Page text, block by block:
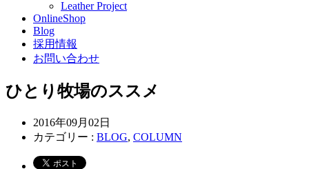
Leather Project
OnlineShop
Blog
採用情報
お問い合わせ
ひとり牧場のススメ
2016年09月02日
カテゴリー : BLOG, COLUMN